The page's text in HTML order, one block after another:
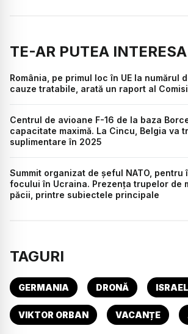
TE-AR PUTEA
România, pe primul loc în UE la numărul
cauze tratabile, arată un raport al
Centrul de avioane F-16 de la baza
capacitate maximă. La Cincu, Belgia va
suplimentare în 2025
Summit organizat de șeful NATO, pentru
focului în Ucraina. Prezența trupelor de
păcii, printre subiectele principale
TAGURI
GERMANIA DRONĂ ISRAEL
VIKTOR ORBAN VACANȚE